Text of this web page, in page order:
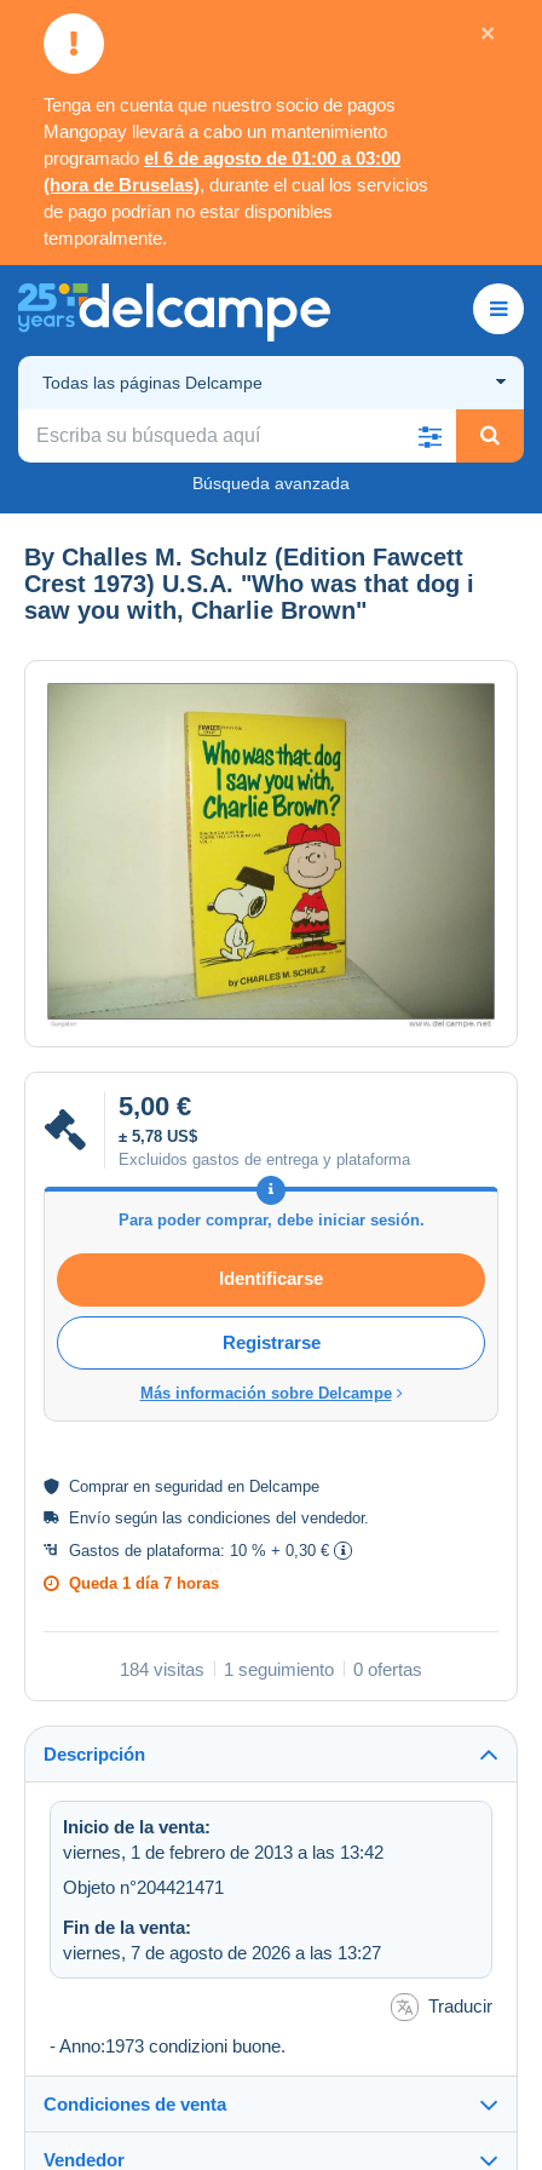
Tenga en cuenta que nuestro socio de pagos
Mangopay llevará a cabo un mantenimiento
programado el 6 de agosto de 01:00 a 03:00
(hora de Bruselas), durante el cual los servicios
de pago podrían no estar disponibles
temporalmente.
×
Todas las páginas Delcampe
Búsqueda avanzada
By Challes M. Schulz (Edition Fawcett
Crest 1973) U.S.A. "Who was that dog i
saw you with, Charlie Brown"
5,00 €
± 5,78 US$
Excluidos gastos de entrega y plataforma
Para poder comprar, debe iniciar sesión.
Identificarse
Registrarse
Más información sobre Delcampe
Comprar en seguridad en Delcampe
Envío según las condiciones del vendedor.
Gastos de plataforma: 10 % + 0,30 €
Queda 1 día 7 horas
184 visitas 1 seguimiento 0 ofertas
Descripción
Inicio de la venta:
viernes, 1 de febrero de 2013 a las 13:42
Objeto n°204421471
Fin de la venta:
viernes, 7 de agosto de 2026 a las 13:27
Traducir
- Anno:1973 condizioni buone.
Condiciones de venta
Vendedor